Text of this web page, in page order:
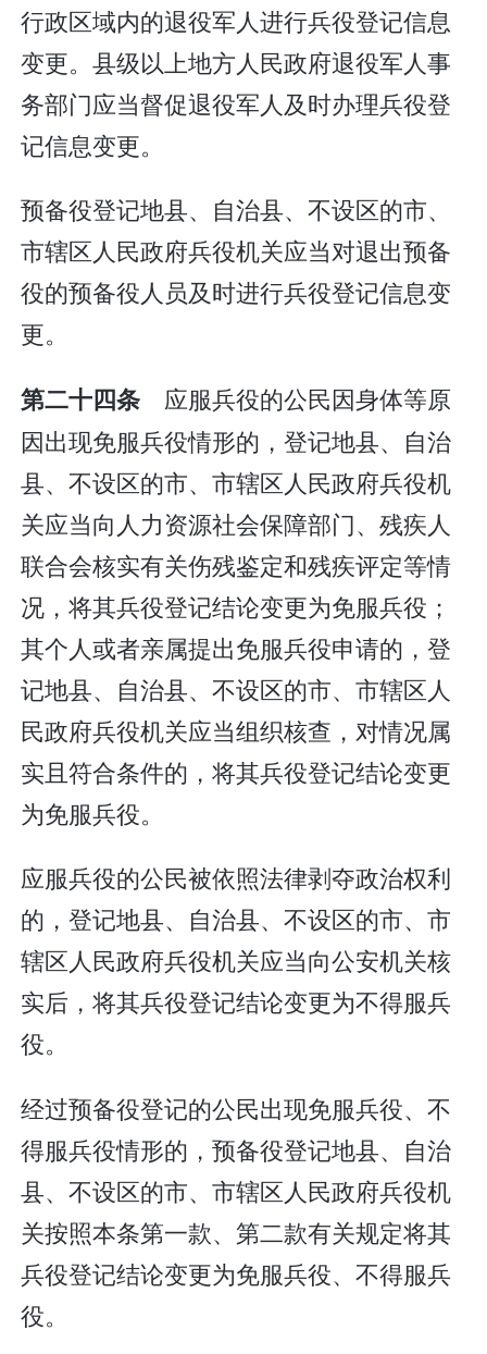
行政区域内的退役军人进行兵役登记信息
变更。县级以上地方人民政府退役军人事
务部门应当督促退役军人及时办理兵役登
记信息变更。
预备役登记地县、自治县、不设区的市、
市辖区人民政府兵役机关应当对退出预备
役的预备役人员及时进行兵役登记信息变
更。
第二十四条 应服兵役的公民因身体等原
因出现免服兵役情形的，登记地县、自治
县、不设区的市、市辖区人民政府兵役机
关应当向人力资源社会保障部门、残疾人
联合会核实有关伤残鉴定和残疾评定等情
况，将其兵役登记结论变更为免服兵役；
其个人或者亲属提出免服兵役申请的，登
记地县、自治县、不设区的市、市辖区人
民政府兵役机关应当组织核查，对情况属
实且符合条件的，将其兵役登记结论变更
为免服兵役。
应服兵役的公民被依照法律剥夺政治权利
的，登记地县、自治县、不设区的市、市
辖区人民政府兵役机关应当向公安机关核
实后，将其兵役登记结论变更为不得服兵
役。
经过预备役登记的公民出现免服兵役、不
得服兵役情形的，预备役登记地县、自治
县、不设区的市、市辖区人民政府兵役机
关按照本条第一款、第二款有关规定将其
兵役登记结论变更为免服兵役、不得服兵
役。